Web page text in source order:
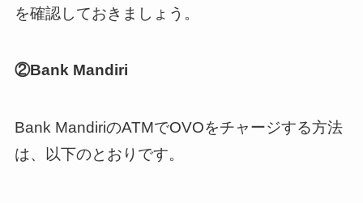
を確認しておきましょう。
②Bank Mandiri
Bank MandiriのATMでOVOをチャージする方法
は、以下のとおりです。